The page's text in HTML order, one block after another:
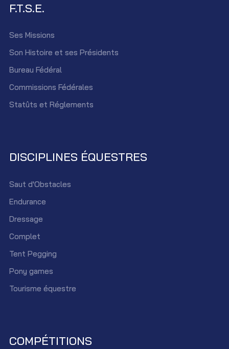
F.T.S.E.
Ses Missions
Son Histoire et ses Présidents
Bureau Fédéral
Commissions Fédérales
Statûts et Réglements
DISCIPLINES ÉQUESTRES
Saut d'Obstacles
Endurance
Dressage
Complet
Tent Pegging
Pony games
Tourisme équestre
COMPÉTITIONS